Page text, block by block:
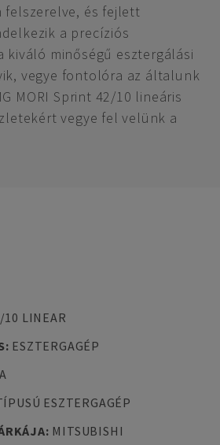
felszerelve, és fejlett
a precíziós
kiváló minőségű esztergálási
vegye fontolóra az általunk
MORI Sprint 42/10 lineáris
vegye fel velünk a
LINEAR
: ESZTERGAGÉP
ESZTERGAGÉP
: MITSUBISHI